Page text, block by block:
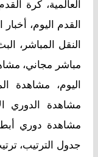
العالمية، كرة
القدم اليوم، أخبار
النقل المباشر،
مباشر مجاني،
اليوم، مشاهدة
مشاهدة الدوري
مشاهدة دوري
جدول الترتيب،